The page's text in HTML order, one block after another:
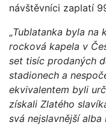
návštěvníci zaplatí
„Tublatanka byla na
rocková kapela v
set tisíc prodaných
stadionech a
ekvivalentem byli
získali Zlatého
svá nejslavnější